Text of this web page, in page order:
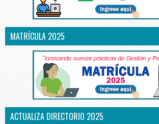
MATRÍCULA 2025
ACTUALIZA DIRECTORIO 2025